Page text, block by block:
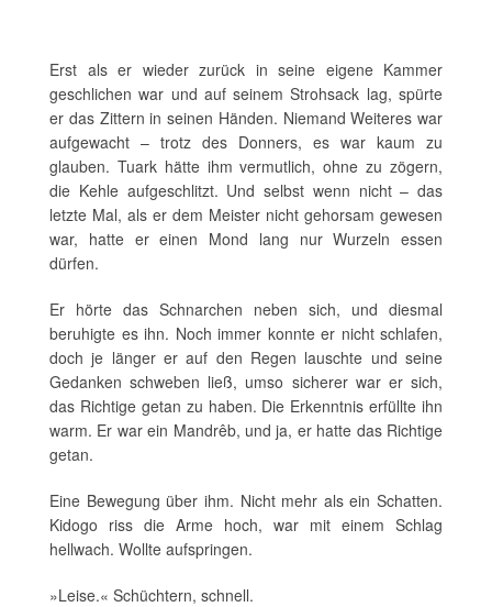
Erst als er wieder zurück in seine eigene Kammer
geschlichen war und auf seinem Strohsack lag, spürte
er das Zittern in seinen Händen. Niemand Weiteres war
aufgewacht – trotz des Donners, es war kaum zu
glauben. Tuark hätte ihm vermutlich, ohne zu zögern,
die Kehle aufgeschlitzt. Und selbst wenn nicht – das
letzte Mal, als er dem Meister nicht gehorsam gewesen
war, hatte er einen Mond lang nur Wurzeln essen
dürfen.
Er hörte das Schnarchen neben sich, und diesmal
beruhigte es ihn. Noch immer konnte er nicht schlafen,
doch je länger er auf den Regen lauschte und seine
Gedanken schweben ließ, umso sicherer war er sich,
das Richtige getan zu haben. Die Erkenntnis erfüllte ihn
warm. Er war ein Mandrêb, und ja, er hatte das Richtige
getan.
Eine Bewegung über ihm. Nicht mehr als ein Schatten.
Kidogo riss die Arme hoch, war mit einem Schlag
hellwach. Wollte aufspringen.
»Leise.« Schüchtern, schnell.